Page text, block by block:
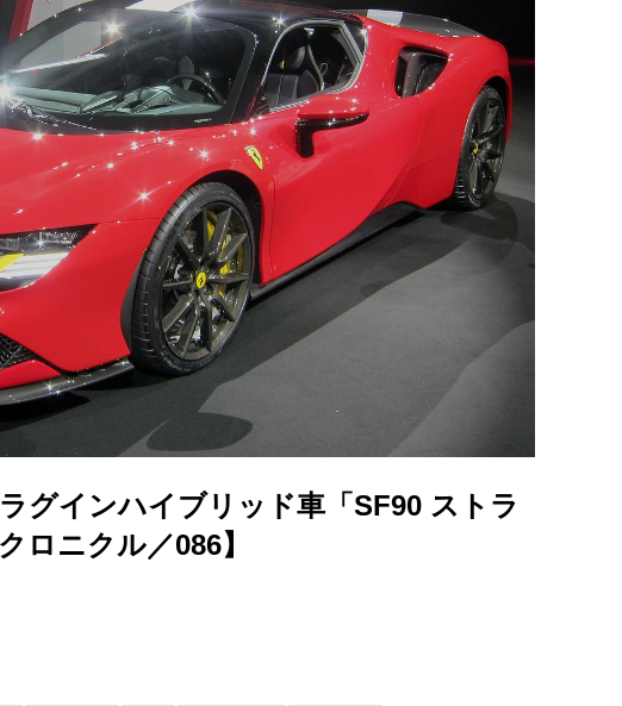
グインハイブリッド車「SF90 ストラ
ロニクル／086】